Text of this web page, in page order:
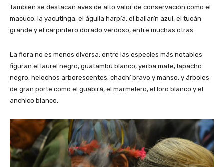
También se destacan aves de alto valor de conservación como el
macuco, la yacutinga, el águila harpía, el bailarín azul, el tucán
grande y el carpintero dorado verdoso, entre muchas otras.
La flora no es menos diversa: entre las especies más notables
figuran el laurel negro, guatambú blanco, yerba mate, lapacho
negro, helechos arborescentes, chachí bravo y manso, y árboles
de gran porte como el guabirá, el marmelero, el loro blanco y el
anchico blanco.